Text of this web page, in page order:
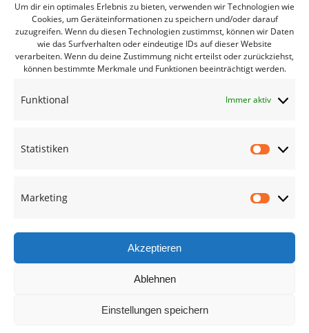
Um dir ein optimales Erlebnis zu bieten, verwenden wir Technologien wie
Cookies, um Geräteinformationen zu speichern und/oder darauf
zuzugreifen. Wenn du diesen Technologien zustimmst, können wir Daten
wie das Surfverhalten oder eindeutige IDs auf dieser Website
verarbeiten. Wenn du deine Zustimmung nicht erteilst oder zurückziehst,
können bestimmte Merkmale und Funktionen beeinträchtigt werden.
Funktional Immer aktiv
Statistiken
Marketing
Akzeptieren
Ablehnen
Einstellungen speichern
Bürgerbüro Coswig
Bürgerbüro Lommatzsch
Mitglied werden
Kreisverband Meißen